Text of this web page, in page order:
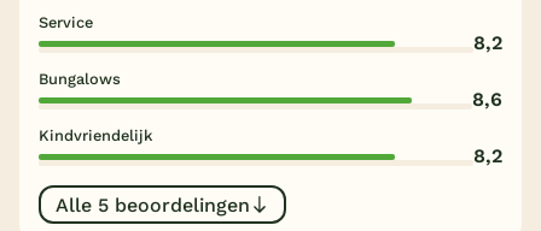
Onze e-boeken
Service
8,2
Bungalows
8,6
Kindvriendelijk
8,2
Alle 5 beoordelingen